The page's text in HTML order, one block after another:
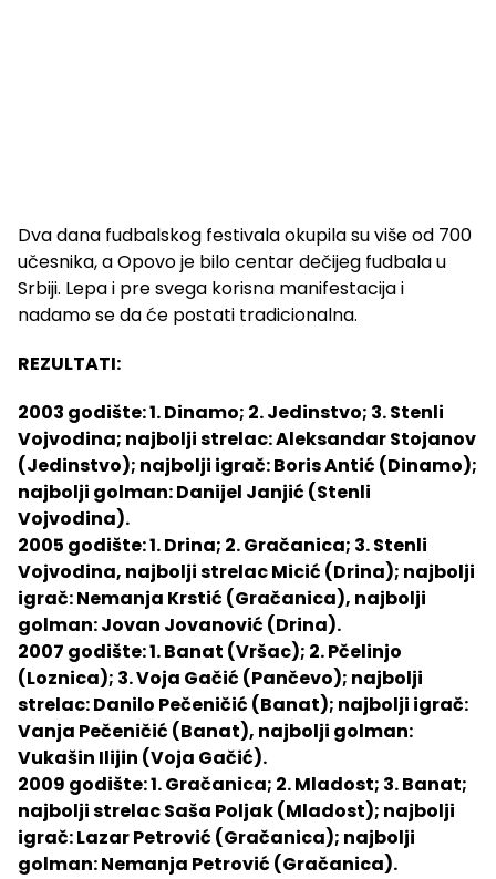
Dva dana fudbalskog festivala okupila su više od 700
učesnika, a Opovo je bilo centar dečijeg fudbala u
Srbiji. Lepa i pre svega korisna manifestacija i
nadamo se da će postati tradicionalna.
REZULTATI:
2003 godište: 1. Dinamo; 2. Jedinstvo; 3. Stenli
Vojvodina; najbolji strelac: Aleksandar Stojanov
(Jedinstvo); najbolji igrač: Boris Antić (Dinamo);
najbolji golman: Danijel Janjić (Stenli
Vojvodina).
2005 godište: 1. Drina; 2. Gračanica; 3. Stenli
Vojvodina, najbolji strelac Micić (Drina); najbolji
igrač: Nemanja Krstić (Gračanica), najbolji
golman: Jovan Jovanović (Drina).
2007 godište: 1. Banat (Vršac); 2. Pčelinjo
(Loznica); 3. Voja Gačić (Pančevo); najbolji
strelac: Danilo Pečeničić (Banat); najbolji igrač:
Vanja Pečeničić (Banat), najbolji golman:
Vukašin Ilijin (Voja Gačić).
2009 godište: 1. Gračanica; 2. Mladost; 3. Banat;
najbolji strelac Saša Poljak (Mladost); najbolji
igrač: Lazar Petrović (Gračanica); najbolji
golman: Nemanja Petrović (Gračanica).